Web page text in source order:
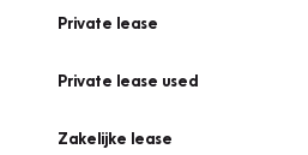
Private lease
Private lease used
Zakelijke lease